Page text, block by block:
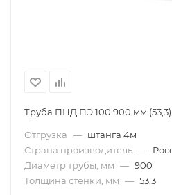
Труба ПНД ПЭ 100 900 мм (53,3)
Отгрузка — штанга 4м
Страна производитель —
Диаметр трубы, мм — 900
Толщина стенки, мм — 53,3